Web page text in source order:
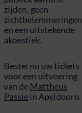
zijden, geen
zichtbelemmeringen
en een uitstekende
akoestiek.
Bestel nu uw tickets
voor een uitvoering
van deMattheus
Passiein Apeldoorn.